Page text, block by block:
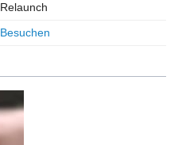
Relaunch
Besuchen